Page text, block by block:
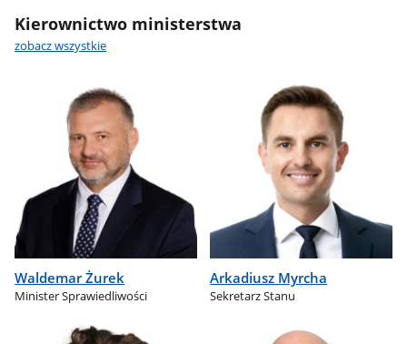
Kierownictwo ministerstwa
zobacz wszystkie
Waldemar Żurek
Minister Sprawiedliwości
Arkadiusz Myrcha
Sekretarz Stanu